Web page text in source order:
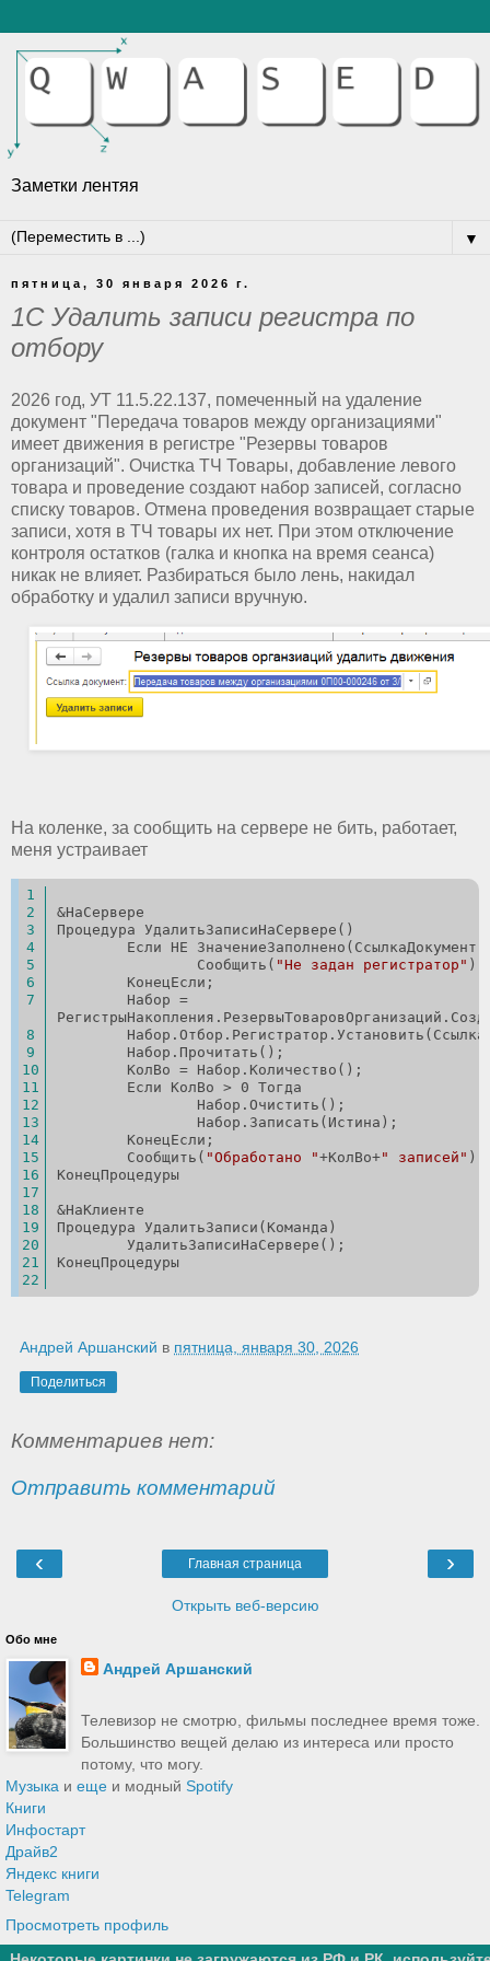
Заметки лентяя
▼
пятница, 30 января 2026 г.
1С Удалить записи регистра по
отбору
2026 год, УТ 11.5.22.137, помеченный на удаление
документ "Передача товаров между организациями"
имеет движения в регистре "Резервы товаров
организаций". Очистка ТЧ Товары, добавление левого
товара и проведение создают набор записей, согласно
списку товаров. Отмена проведения возвращает старые
записи, хотя в ТЧ товары их нет. При этом отключение
контроля остатков (галка и кнопка на время сеанса)
никак не влияет. Разбираться было лень, накидал
обработку и удалил записи вручную.
На коленке, за сообщить на сервере не бить, работает,
меня устраивает
&НаСервере
Процедура УдалитьЗаписиНаСервере()
Если НЕ
		Сообщить(
"Не задан регистратор" );
	КонецЕсли;
	КолВо = Набор.Количество();
	Если КолВо > 0 Тогда
		Набор.Очистить();
		Набор.Записать(Истина);
	Сообщить(
"Обработано "+КолВо+" записей" );
КонецПроцедуры
&НаКлиенте
Процедура УдалитьЗаписи(Команда)
	УдалитьЗаписиНаСервере();
КонецПроцедуры
Андрей Аршанский в пятница, января 30, 2026
Поделиться
Комментариев нет:
Отправить комментарий
‹ ›
Главная страница
Открыть веб-версию
Обо мне
Андрей Аршанский
Телевизор не смотрю, фильмы последнее время тоже.
Большинство вещей делаю из интереса или просто
потому, что могу.
Музыка и еще и модный Spotify
Книги
Инфостарт
Драйв2
Яндекс книги
Telegram
Просмотреть профиль